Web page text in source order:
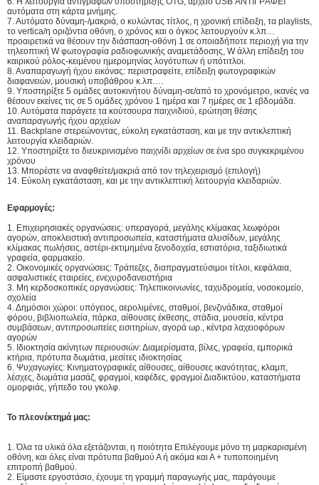
αυτόματα στη κάρτα μνήμης.
7. Αυτόματο δύναμη-/μακριά, ο κυλώντας τίτλος, η χρονική επίδειξη, τα playlists,
το vertica/η οριζόντια οθόνη, ο χρόνος και ο όγκος λειτουργούν κ.λπ…
προαιρετικά να θέσουν την διάσπαση-οθόνη 1 σε οποιαδήποτε περιοχή για την
τηλεοπτική W φωτογραφία ραδιοφωνικής αναμετάδοσης, W άλλη επίδειξη του
καιρικού ρόλος-κειμένου ημερομηνίας λογότυπων ή υπότιτλοι.
8. Αναπαραγωγή ήχου εικόνας: περιστραφείτε, επίδειξη φωτογραφικών
διαφανειών, μουσική υποβάθρου κ.λπ….
9. Υποστηρίξτε 5 ομάδες αυτοκινήτου δύναμη-σε/από το χρονόμετρο, ικανές να
θέσουν εκείνες τις σε 5 ομάδες χρόνου 1 ημέρα και 7 ημέρες σε 1 εβδομάδα.
10. Αυτόματα παράγετε τα κούτσουρα παιχνιδιού, ερώτηση θέσης
αναπαραγωγής ήχου αρχείων
11. Backplane στερεώνοντας, εύκολη εγκατάσταση, και με την αντικλεπτική
λειτουργία κλειδαριών.
12. Υποστηρίξτε το διευκρινισμένο παιχνίδι αρχείων σε ένα spo συγκεκριμένου
χρόνου
13. Μπορέστε να αναφθείτε/μακριά από τον τηλεχειρισμό (επιλογή)
14. Εύκολη εγκατάσταση, και με την αντικλεπτική λειτουργία κλειδαριών.
Εφαρμογές:
1. Επιχειρησιακές οργανώσεις: υπεραγορά, μεγάλης κλίμακας λεωφόροι
αγορών, αποκλειστική αντιπροσωπεία, καταστήματα αλυσίδων, μεγάλης
κλίμακας πωλήσεις, αστέρι-εκτιμημένα ξενοδοχεία, εστιατόρια, ταξιδιωτικά
γραφεία, φαρμακείο.
2. Οικονομικές οργανώσεις: Τράπεζες, διαπραγματεύσιμοι τίτλοι, κεφάλαια,
ασφαλιστικές εταιρείες, ενεχυροδανειστήρια
3. Μη κερδοσκοπικές οργανώσεις: Τηλεπικοινωνίες, ταχυδρομεία, νοσοκομείο,
σχολεία
4. Δημόσιοι χώροι: υπόγειος, αερολιμένες, σταθμοί, βενζινάδικα, σταθμοί
φόρου, βιβλιοπωλεία, πάρκα, αίθουσες έκθεσης, στάδια, μουσεία, κέντρα
συμβάσεων, αντιπροσωπείες εισιτηρίων, αγορά ωρ., κέντρα λαχειοφόρων
αγορών
5. Ιδιοκτησία ακίνητων περιουσιών: Διαμερίσματα, βίλες, γραφεία, εμπορικά
κτήρια, πρότυπα δωμάτια, μεσίτες ιδιοκτησίας
6. Ψυχαγωγίες: Κινηματογραφικές αίθουσες, αίθουσες ικανότητας, κλαμπ,
λέσχες, δωμάτια μασάζ, φραγμοί, καφέδες, φραγμοί Διαδικτύου, καταστήματα
ομορφιάς, γήπεδο του γκολφ.
Το πλεονέκτημά μας:
1. Όλα τα υλικά όλα εξετάζονται, η ποιότητα Επιλέγουμε μόνο τη μαρκαρισμένη
οθόνη, και όλες είναι πρότυπα βαθμού Α ή ακόμα και Α + τυποποιημένη
επιτροπή βαθμού.
2. Είμαστε εργοστάσιο, έχουμε τη γραμμή παραγωγής μας, παράγουμε